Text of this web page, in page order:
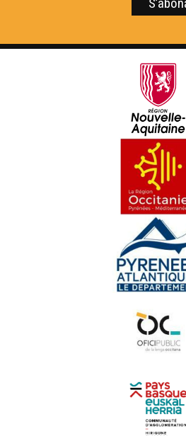
Manifestacions en favor
Concors bigordan
Estagi doblatge - Eveniments
Universitat occitana
Lo festenau de Confolent -
Festenau Dau Mont Gargan
Rencontras Occitanas -